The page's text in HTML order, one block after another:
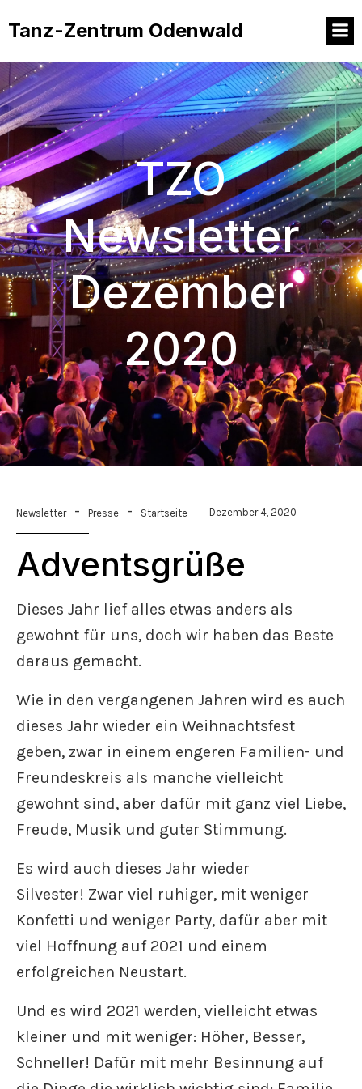
Tanz-Zentrum Odenwald
TZO
Newsletter
Dezember
2020
Newsletter - Presse - Startseite Dezember 4, 2020
Adventsgrüße
Dieses Jahr lief alles etwas anders als
gewohnt für uns, doch wir haben das Beste
daraus gemacht.
Wie in den vergangenen Jahren wird es auch
dieses Jahr wieder ein Weihnachtsfest
geben, zwar in einem engeren Familien- und
Freundeskreis als manche vielleicht
gewohnt sind, aber dafür mit ganz viel Liebe,
Freude, Musik und guter Stimmung.
Es wird auch dieses Jahr wieder
Silvester! Zwar viel ruhiger, mit weniger
Konfetti und weniger Party, dafür aber mit
viel Hoffnung auf 2021 und einem
erfolgreichen Neustart.
Und es wird 2021 werden, vielleicht etwas
kleiner und mit weniger: Höher, Besser,
Schneller! Dafür mit mehr Besinnung auf